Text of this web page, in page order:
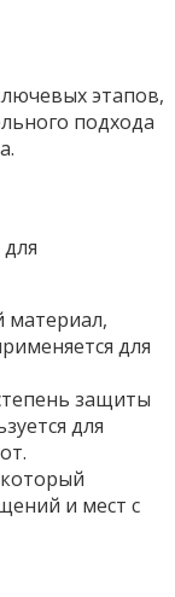
этапов,
подхода
материал,
для
защиты
для
и мест с